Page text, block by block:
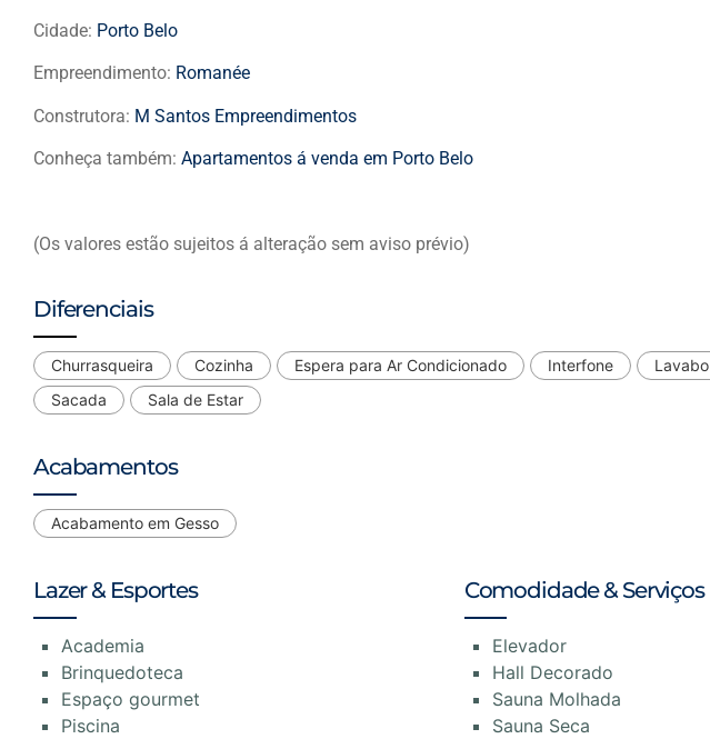
Cidade: Porto Belo
Empreendimento: Romanée
Construtora: M Santos Empreendimentos
Conheça também: Apartamentos á venda em Porto Belo
(Os valores estão sujeitos á alteração sem aviso prévio)
Diferenciais
Churrasqueira Cozinha Espera para Ar Condicionado Interfone Lavabo
Sacada
Sala de Estar
Acabamentos
Acabamento em Gesso
Lazer & Esportes
Academia
Brinquedoteca
Espaço gourmet
Piscina
Comodidade & Serviços
Elevador
Hall Decorado
Sauna Molhada
Sauna Seca